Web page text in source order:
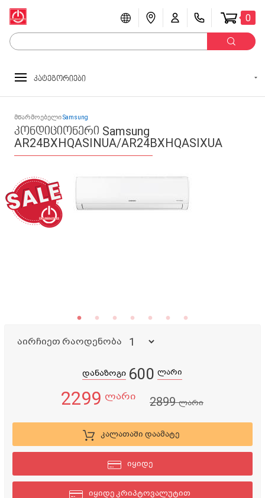
0
კატეგორიები
მწარმოებელიSamsung
კონდიციონერი Samsung
AR24BXHQASINUA/AR24BXHQASIXUA
აირჩიეთ რაოდენობა
დანაზოგი 600 ლარი
2299 ლარი 2899ლარი
კალათაში დაამატე
იყიდე
იყიდე კრიპტოვალუტით